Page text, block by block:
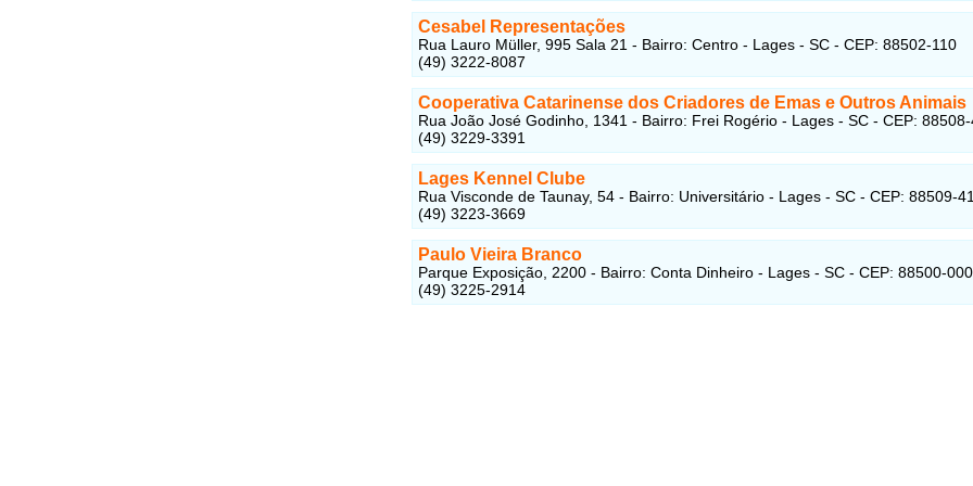
Cesabel Representações
Rua Lauro Müller, 995 Sala 21 - Bairro: Centro - Lages - SC - CEP: 88502-110
(49) 3222-8087
Cooperativa Catarinense dos Criadores de Emas e Outros Animais
Rua João José Godinho, 1341 - Bairro: Frei Rogério - Lages - SC - CEP:
(49) 3229-3391
Lages Kennel Clube
Rua Visconde de Taunay, 54 - Bairro: Universitário - Lages - SC - CEP: 88509-
(49) 3223-3669
Paulo Vieira Branco
Parque Exposição, 2200 - Bairro: Conta Dinheiro - Lages - SC - CEP: 88500-000
(49) 3225-2914